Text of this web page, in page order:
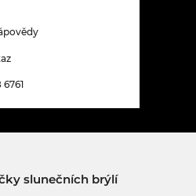
6761
slunečních brýlí